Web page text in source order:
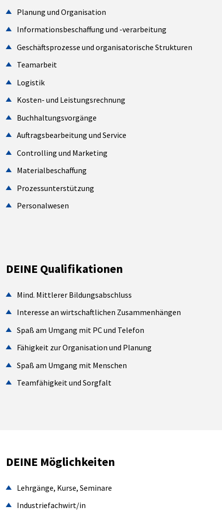
Planung und Organisation
Informationsbeschaffung und -verarbeitung
Geschäftsprozesse und organisatorische Strukturen
Teamarbeit
Logistik
Kosten- und Leistungsrechnung
Buchhaltungsvorgänge
Auftragsbearbeitung und Service
Controlling und Marketing
Materialbeschaffung
Prozessunterstützung
Personalwesen
DEINE Qualifikationen
Mind. Mittlerer Bildungsabschluss
Interesse an wirtschaftlichen Zusammenhängen
Spaß am Umgang mit PC und Telefon
Fähigkeit zur Organisation und Planung
Spaß am Umgang mit Menschen
Teamfähigkeit und Sorgfalt
DEINE Möglichkeiten
Lehrgänge, Kurse, Seminare
Industriefachwirt/in